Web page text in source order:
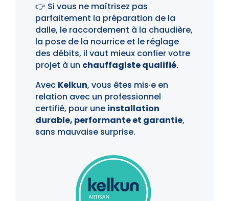
👉 Si vous ne maîtrisez pas
parfaitement la préparation de la
dalle, le raccordement à la chaudière,
la pose de la nourrice et le réglage
des débits, il vaut mieux confier votre
projet à un chauffagiste qualifié.
Avec Kelkun, vous êtes mis·e en
relation avec un professionnel
certifié, pour une installation
durable, performante et garantie,
sans mauvaise surprise.